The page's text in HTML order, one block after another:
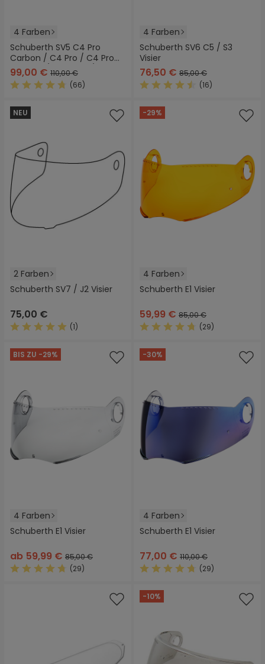
4 Farben
Schuberth SV5 C4 Pro
Carbon / C4 Pro / C4 Pro
Women / C4 Basic / C4
Visier
99,00 € 110,00 €
(66)
4 Farben
Schuberth SV6 C5 / S3
Visier
76,50 € 85,00 €
(16)
NEU
2 Farben
Schuberth SV7 / J2 Visier
75,00 €
(1)
-29%
4 Farben
Schuberth E1 Visier
59,99 € 85,00 €
(29)
BIS ZU -29%
4 Farben
Schuberth E1 Visier
ab 59,99 € 85,00 €
(29)
-30%
4 Farben
Schuberth E1 Visier
77,00 € 110,00 €
(29)
-10%